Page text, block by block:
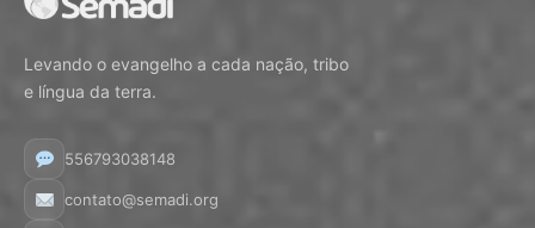
Levando o evangelho a cada nação, tribo
e língua da terra.
556793038148
contato@semadi.org